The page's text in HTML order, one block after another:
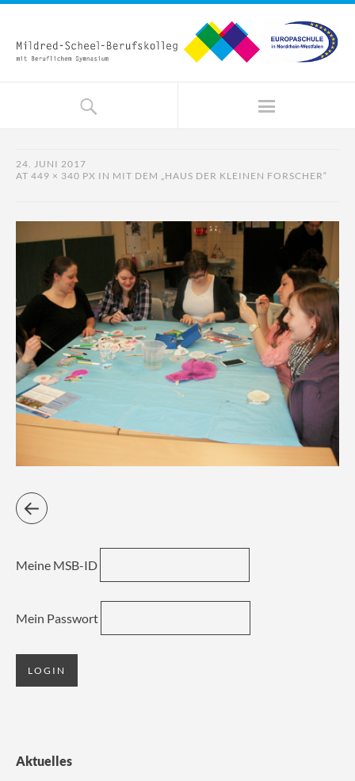
24. JUNI 2017
AT 449 × 340 PX IN MIT DEM „HAUS DER KLEINEN FORSCHER“
Meine MSB-ID
Mein Passwort
Aktuelles